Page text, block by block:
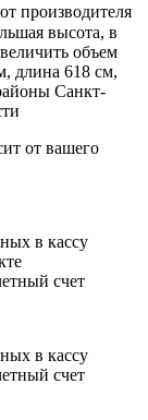
производителя
высота, в
объем
длина 618 см,
Санкт-
от вашего
в кассу
счет
в кассу
счет